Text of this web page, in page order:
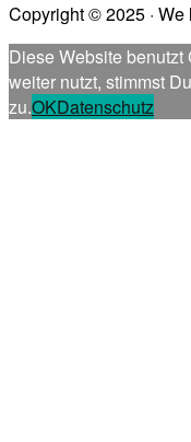
Copyright © 2025 ·
Diese Website
weiter nutzt, stimmst
zu.OKDatenschutz